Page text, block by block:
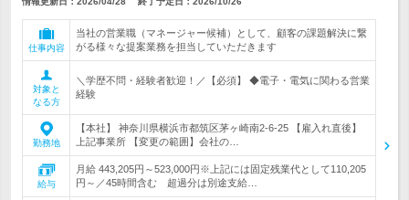
仕事内容
当社の営業職（マネージャー候補）として、顧客の課題解決に繋
がる様々な提案業務を担当していただきます
対象と
なる方
＼学歴不問・経験者歓迎！／【必須】 ◆電子・電気に関わる営業
経験
勤務地
【本社】 神奈川県横浜市都筑区茅ヶ崎南2-6-25 【雇入れ直後】
上記事業所 【変更の範囲】会社の…
給与
月給 443,205円～523,000円※上記には固定残業代として110,205
円～／45時間含む 超過分は別途支給…